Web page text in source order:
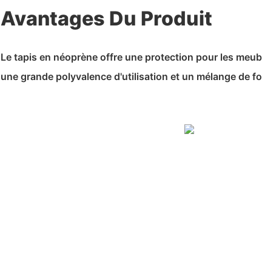
Avantages Du Produit
Le tapis en néoprène offre une protection pour les
une grande polyvalence d'utilisation et un mélange de